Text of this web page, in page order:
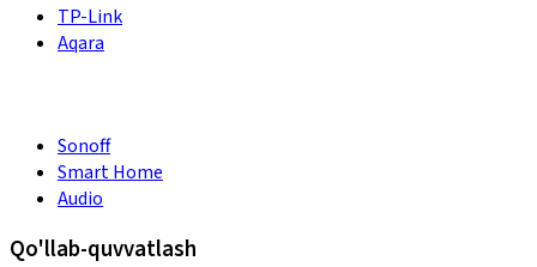
TP-Link
Aqara
Sonoff
Smart Home
Audio
Qo'llab-quvvatlash